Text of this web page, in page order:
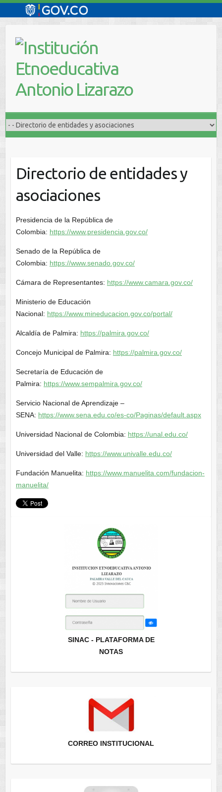
contenido
Directorio de entidades y
asociaciones
Presidencia de la República de
Colombia: https://www.presidencia.gov.co/
Senado de la República de
Colombia: https://www.senado.gov.co/
Cámara de Representantes: https://www.camara.gov.co/
Ministerio de Educación
Nacional: https://www.mineducacion.gov.co/portal/
Alcaldía de Palmira: https://palmira.gov.co/
Concejo Municipal de Palmira: https://palmira.gov.co/
Secretaría de Educación de
Palmira: https://www.sempalmira.gov.co/
Servicio Nacional de Aprendizaje –
SENA: https://www.sena.edu.co/es-co/Paginas/default.aspx
Universidad Nacional de Colombia: https://unal.edu.co/
Universidad del Valle: https://www.univalle.edu.co/
Fundación Manuelita: https://www.manuelita.com/fundacion-
manuelita/
SINAC - PLATAFORMA DE
NOTAS
CORREO INSTITUCIONAL